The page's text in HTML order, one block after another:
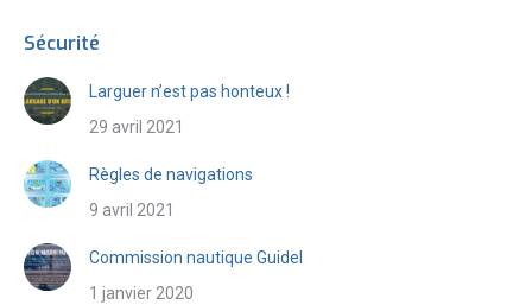
Sécurité
Larguer n’est pas honteux !
29 avril 2021
Règles de navigations
9 avril 2021
Commission nautique Guidel
1 janvier 2020